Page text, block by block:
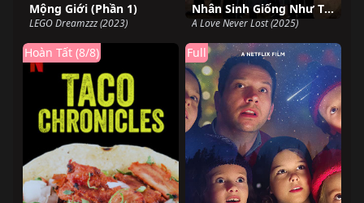
Mộng Giới (Phần 1)
LEGO Dreamzzz (2023)
Nhân Sinh Giống Như Thuở Đầu Gặp Gỡ
A Love Never Lost (2025)
Hoàn Tất (8/8) Full